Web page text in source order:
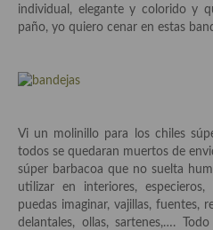
Quínoa
Arroces Y fideuás
Cuscús
Huevos
individual, elegante y colorido y
paño, yo quiero cenar en estas
Vi un molinillo para los chiles
todos se quedaran muertos de
súper barbacoa que no suelta
utilizar en interiores,
puedas imaginar, vajillas, fuentes,
delantales, ollas, sartenes,….